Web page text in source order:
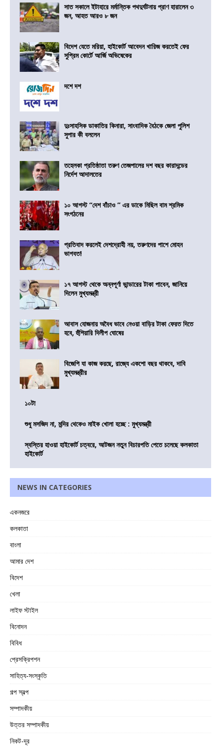
সাত সকালে ইটাহারে মর্মান্তিক পথদুর্ঘটনায় প্রাণ হারালেন ৩
জন, আহত আরও ৮ জন
বিদেশ যেতে মরিয়া, হাইকোর্ট আবেদন খারিজ করতেই ফের
সুপ্রিম কোর্টে আর্জি অভিষেকের
দশে দশ
দুঃসাহসিক ডাকাতির কিনারা, সাংবাদিক বৈঠকে জেলা পুলিশ
সুপার কী বললেন
তহেলকা প্রতিষ্ঠাতা তরুণ তেজপালের দশ বছর কারাদন্ডের
নির্দেশ আদালতের
১০ আগস্ট “দেশ বাঁচাও ” এর ডাকে মিছিল বাম শ্রমিক
সংগঠনের
প্রতিবাদ করলেই দেশদ্রোহী নয়, তরুণদের পাশে মোহন
ভাগবত!
১৭ আগস্ট থেকে অন্নপূর্ণা ভান্ডারের টাকা পাবেন, জানিয়ে
দিলেন মুখ্যমন্ত্রী
আবাস যোজনায় অবৈধ ভাবে নেওয়া বাড়ির টাকা ফেরত দিতে
হবে, হুঁশিয়ারি দিলীপ ঘোষের
বিজেপি যা কাজ করছে, রাজ্যে একশো বছর থাকবে, দাবি
মুখ্যমন্ত্রীর
১০টা
শুধু মসজিদ না, মন্দির থেকেও মাইক খোলা হচ্ছে : মুখ্যমন্ত্রী
স্বস্তির হাওয়া হাইকোর্ট চত্বরে, আটজন নতুন বিচারপতি পেতে চলেছে কলকাতা
হাইকোর্ট
NEWS IN CATEGORIES
একনজরে
কলকাতা
বাংলা
আমার দেশ
বিদেশ
খেলা
লাইফ স্টাইল
বিনোদন
বিবিধ
প্রেসক্রিপশন
সাহিত্য-সংস্কৃতি
গল্প স্বল্প
সম্পাদকীয়
উত্তর সম্পাদকীয়
নিকট-দূর